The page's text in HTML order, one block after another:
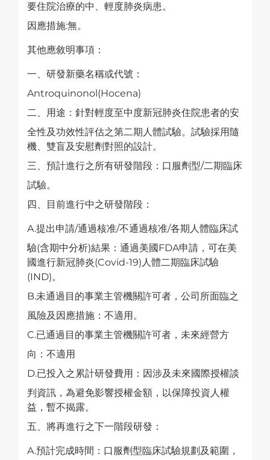
要住院治療的中、輕度肺炎病患。
因應措施:無。
其他應敘明事項：
一、研發新藥名稱或代號：
Antroquinonol(Hocena)
二、用途：針對輕度至中度新冠肺炎住院患者的安
全性及功效性評估之第二期人體試驗。試驗採用隨
機、雙盲及安慰劑對照的設計。
三、預計進行之所有研發階段：口服劑型/二期臨床
試驗。
四、目前進行中之研發階段：
A.提出申請/通過核准/不通過核准/各期人體臨床試
驗(含期中分析)結果：通過美國FDA申請，可在美
國進行新冠肺炎(Covid-19)人體二期臨床試驗
(IND)。
B.未通過目的事業主管機關許可者，公司所面臨之
風險及因應措施：不適用。
C.已通過目的事業主管機關許可者，未來經營方
向：不適用
D.已投入之累計研發費用：因涉及未來國際授權談
判資訊，為避免影響授權金額，以保障投資人權
益，暫不揭露。
五、將再進行之下一階段研發：
A.預計完成時間：口服劑型臨床試驗規劃及範圍，